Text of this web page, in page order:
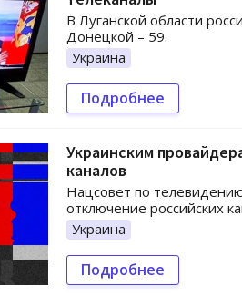
В Луганской области
Донецкой – 59.
Украина
Подробнее
Украинским
каналов
Нацсовет по
отключение российских
Украина
Подробнее